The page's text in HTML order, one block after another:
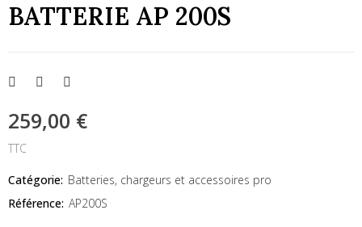
BATTERIE AP 200S
259,00 €
TTC
Catégorie: Batteries, chargeurs et accessoires pro
Référence: AP200S